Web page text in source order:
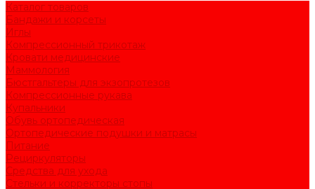
Каталог товаров
Бандажи и корсеты
Иглы
Компрессионный трикотаж
Кровати медицинские
Маммология
Бюстгальтеры для экзопротезов
Компрессионные рукава
Купальники
Обувь ортопедическая
Ортопедические подушки и матрасы
Питание
Рециркуляторы
Средства для ухода
Стельки и корректоры стопы